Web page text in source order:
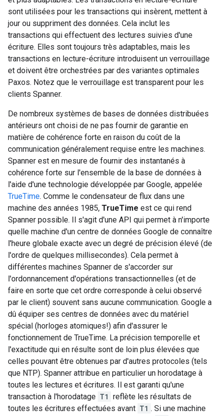
sont utilisées pour les transactions qui insèrent, mettent à
jour ou suppriment des données. Cela inclut les
transactions qui effectuent des lectures suivies d'une
écriture. Elles sont toujours très adaptables, mais les
transactions en lecture-écriture introduisent un verrouillage
et doivent être orchestrées par des variantes optimales
Paxos. Notez que le verrouillage est transparent pour les
clients Spanner.
De nombreux systèmes de bases de données distribuées
antérieurs ont choisi de ne pas fournir de garantie en
matière de cohérence forte en raison du coût de la
communication généralement requise entre les machines.
Spanner est en mesure de fournir des instantanés à
cohérence forte sur l'ensemble de la base de données à
l'aide d'une technologie développée par Google, appelée
TrueTime. Comme le condensateur de flux dans une
machine des années 1985, TrueTime est ce qui rend
Spanner possible. Il s'agit d'une API qui permet à n'importe
quelle machine d'un centre de données Google de connaître
l'heure globale exacte avec un degré de précision élevé (de
l'ordre de quelques millisecondes). Cela permet à
différentes machines Spanner de s'accorder sur
l'ordonnancement d'opérations transactionnelles (et de
faire en sorte que cet ordre corresponde à celui observé
par le client) souvent sans aucune communication. Google a
dû équiper ses centres de données avec du matériel
spécial (horloges atomiques!) afin d'assurer le
fonctionnement de TrueTime. La précision temporelle et
l'exactitude qui en résulte sont de loin plus élevées que
celles pouvant être obtenues par d'autres protocoles (tels
que NTP). Spanner attribue en particulier un horodatage à
toutes les lectures et écritures. Il est garanti qu'une
transaction à l'horodatage T1 reflète les résultats de
toutes les écritures effectuées avant T1 . Si une machine